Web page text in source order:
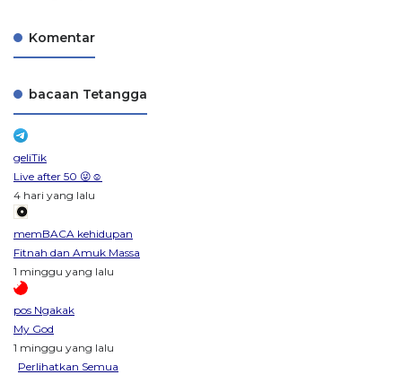
Komentar
bacaan Tetangga
geliTik
Live after 50 😜☺️
4 hari yang lalu
memBACA kehidupan
Fitnah dan Amuk Massa
1 minggu yang lalu
pos Ngakak
My God
1 minggu yang lalu
Perlihatkan Semua